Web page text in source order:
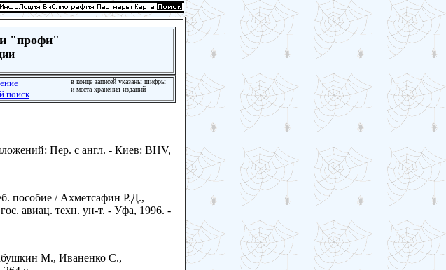
и "профи"
в конце записей указаны шифры
и места хранения изданий
поиск
Пер. с англ. - Киев: BHV,
пособие / Ахметсафин Р.Д.,
авиац. техн. ун-т. - Уфа, 1996. -
М., Иваненко С.,